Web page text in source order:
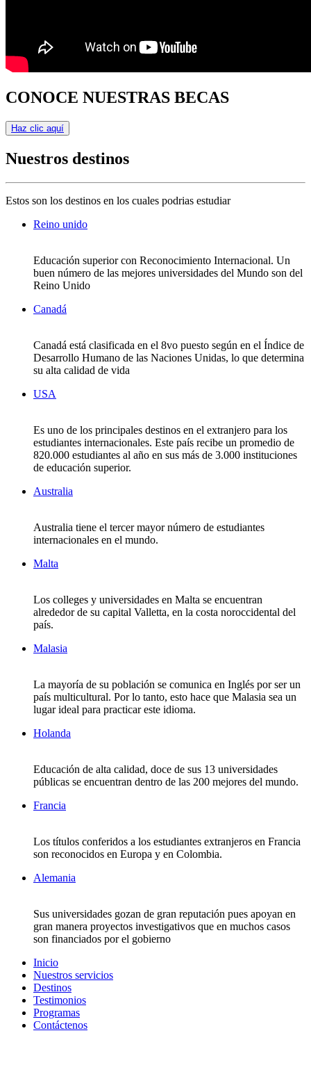
CONOCE NUESTRAS BECAS
Haz clic aquí
Nuestros destinos
Estos son los destinos en los cuales podrias estudiar
Reino unido
Educación superior con Reconocimiento Internacional. Un
buen número de las mejores universidades del Mundo son del
Reino Unido
Canadá
Canadá está clasificada en el 8vo puesto según en el Índice de
Desarrollo Humano de las Naciones Unidas, lo que determina
su alta calidad de vida
USA
Es uno de los principales destinos en el extranjero para los
estudiantes internacionales. Este país recibe un promedio de
820.000 estudiantes al año en sus más de 3.000 instituciones
de educación superior.
Australia
Australia tiene el tercer mayor número de estudiantes
internacionales en el mundo.
Malta
Los colleges y universidades en Malta se encuentran
alrededor de su capital Valletta, en la costa noroccidental del
país.
Malasia
La mayoría de su población se comunica en Inglés por ser un
país multicultural. Por lo tanto, esto hace que Malasia sea un
lugar ideal para practicar este idioma.
Holanda
Educación de alta calidad, doce de sus 13 universidades
públicas se encuentran dentro de las 200 mejores del mundo.
Francia
Los títulos conferidos a los estudiantes extranjeros en Francia
son reconocidos en Europa y en Colombia.
Alemania
Sus universidades gozan de gran reputación pues apoyan en
gran manera proyectos investigativos que en muchos casos
son financiados por el gobierno
Inicio
Nuestros servicios
Destinos
Testimonios
Programas
Contáctenos